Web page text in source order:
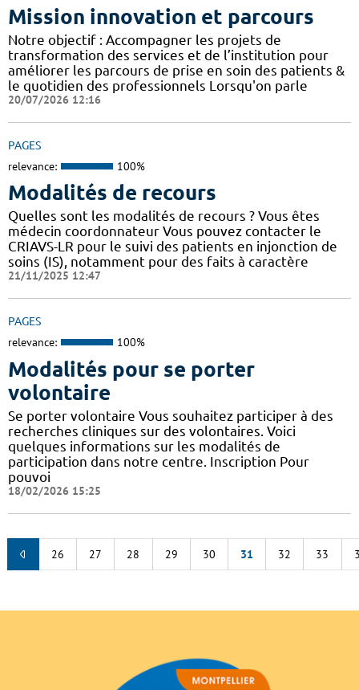
Mission innovation et parcours
Notre objectif : Accompagner les projets de
transformation des services et de l’institution pour
améliorer les parcours de prise en soin des patients &
le quotidien des professionnels Lorsqu'on parle
20/07/2026 12:16
PAGES
relevance: 100%
Modalités de recours
Quelles sont les modalités de recours ? Vous êtes
médecin coordonnateur Vous pouvez contacter le
CRIAVS-LR pour le suivi des patients en injonction de
soins (IS), notamment pour des faits à caractère
21/11/2025 12:47
PAGES
relevance: 100%
Modalités pour se porter
volontaire
Se porter volontaire Vous souhaitez participer à des
recherches cliniques sur des volontaires. Voici
quelques informations sur les modalités de
participation dans notre centre. Inscription Pour
pouvoi
18/02/2026 15:25
26 27 28 29 30 31 32 33